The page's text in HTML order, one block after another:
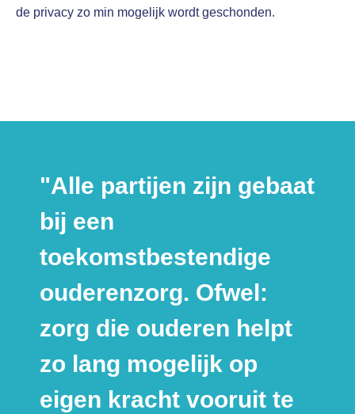
de privacy zo min mogelijk wordt geschonden.
"Alle partijen zijn gebaat
bij een
toekomstbestendige
ouderenzorg. Ofwel:
zorg die ouderen helpt
zo lang mogelijk op
eigen kracht vooruit te